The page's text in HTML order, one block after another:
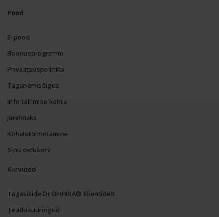
Pood
E-pood
Boonusprogramm
Privaatsuspoliitika
Taganemisõigus
Info tellimise kohta
Järelmaks
Kohaletoimetamine
Sinu ostukorv
Kiirviited
Tagasiside Dr.OHHIRA® klientidelt
Teadusuuringud